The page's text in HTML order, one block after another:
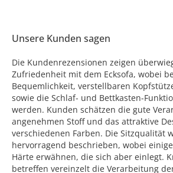
Unsere Kunden sagen
Die Kundenrezensionen zeigen
Zufriedenheit mit dem Ecksofa, wobei
Bequemlichkeit, verstellbaren
sowie die Schlaf- und Bettkasten-
werden. Kunden schätzen die gute
angenehmen Stoff und das attraktive
verschiedenen Farben. Die Sitzqualität
hervorragend beschrieben, wobei
Härte erwähnen, die sich aber einlegt.
betreffen vereinzelt die Verarbeitung